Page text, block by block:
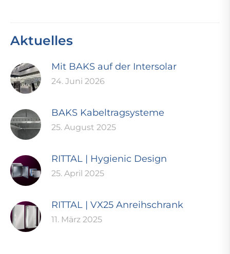
Aktuelles
Mit BAKS auf der Intersolar
24. Juni 2026
BAKS Kabeltragsysteme
25. August 2025
RITTAL | Hygienic Design
25. April 2025
RITTAL | VX25 Anreihschrank
11. März 2025